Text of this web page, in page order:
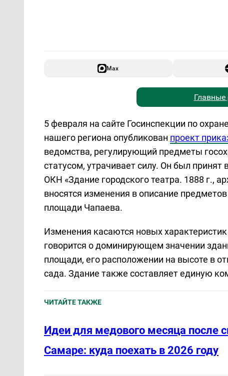
Max
Главные
5 февраля на сайте Госинспекции по
нашего региона опубликован проект
ведомства, регулирующий предметы
статусом, утрачивает силу. Он был принят
ОКН «Здание городского театра. 1888 г.,
вносятся изменения в описание
площади Чапаева.
Изменения касаются новых
говорится о доминирующем значении
площади, его расположении на высоте в
сада. Здание также составляет единую
ЧИТАЙТЕ ТАКЖЕ
Идеи для медового месяца после
Самаре: куда поехать в 2026 году